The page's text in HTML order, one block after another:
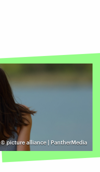
©picture alliance | PantherMedia